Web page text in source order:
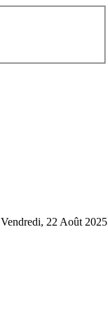
Vendredi, 22 Août 2025